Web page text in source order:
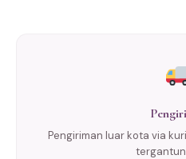
Pengiriman luar kota via